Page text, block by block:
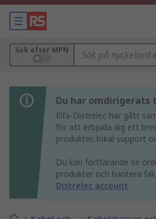
Sök efter MPN
Du har omdirigerats
Elfa-Distrelec har gått
för att erbjuda dig ett
produkter, lokal support
Du kan fortfarande se
produkter och hantera
Distrelec account